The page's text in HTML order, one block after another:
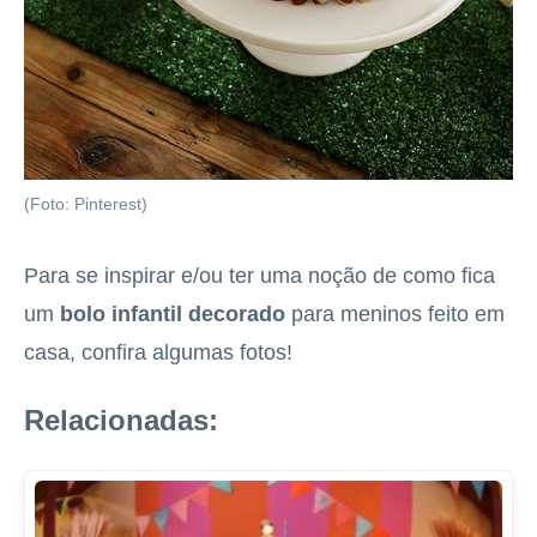
(Foto: Pinterest)
Para se inspirar e/ou ter uma noção de como fica
um bolo infantil decorado para meninos feito em
casa, confira algumas fotos!
Relacionadas: